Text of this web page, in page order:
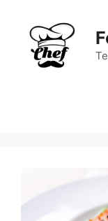
содержимому